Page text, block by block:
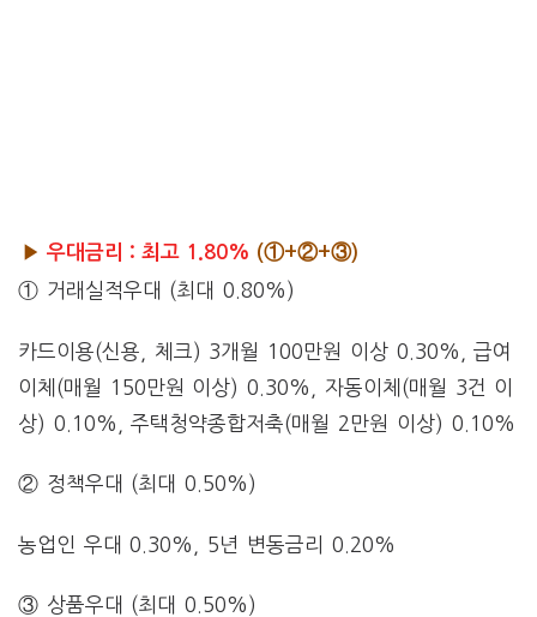
▶ 우대금리 : 최고 1.80% (①+②+③)
① 거래실적우대 (최대 0.80%)
카드이용(신용, 체크) 3개월 100만원 이상 0.30%, 급여
이체(매월 150만원 이상) 0.30%, 자동이체(매월 3건 이
상) 0.10%, 주택청약종합저축(매월 2만원 이상) 0.10%
② 정책우대 (최대 0.50%)
농업인 우대 0.30%, 5년 변동금리 0.20%
③ 상품우대 (최대 0.50%)